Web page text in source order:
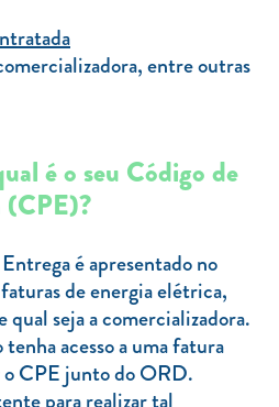
entre outras
é o seu Código de
(CPE)?
é apresentado no
de energia elétrica,
seja a comercializadora.
acesso a uma fatura
CPE junto do ORD.
para realizar tal